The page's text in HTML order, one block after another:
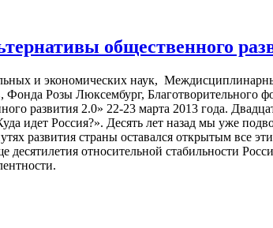
общественного
и экономических наук,
Розы Люксембург,
развития 2.0» 22-23 марта 2013 года.
идет Россия?». Десять лет назад мы уже
развития страны оставался открытым все
десятилетия относительной стабильности